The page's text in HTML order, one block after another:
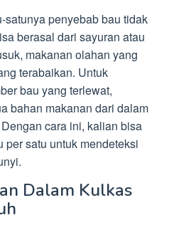
satunya penyebab bau tidak
berasal dari sayuran atau
makanan olahan yang
terabaikan. Untuk
bau yang terlewat,
bahan makanan dari dalam
cara ini, kalian bisa
per satu untuk mendeteksi
Dalam Kulkas